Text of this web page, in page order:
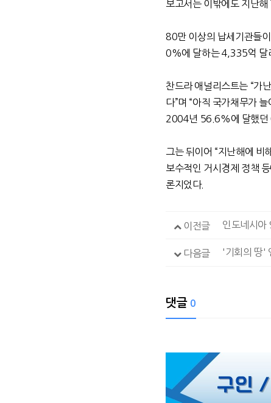
보고서는 이밖에도 지난
80만 이상의 납세기관들
0%에 달하는 4,335억 달
찬드라 애널리스트는 “가
다”며 “아직 국가채무가
2004년 56.6%에 달했던
그는 뒤이어 “지난해에
보수적인 거시경제 정책
론지었다.
이전글 인도네시아
다음글 '기회의 땅'
댓글 0